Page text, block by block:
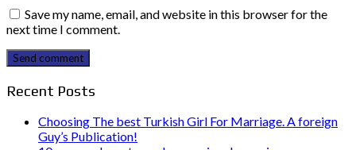
Save my name, email, and website in this browser for the
next time I comment.
Send comment
Recent Posts
Choosing The best Turkish Girl For Marriage. A foreign
Guy’s Publication!